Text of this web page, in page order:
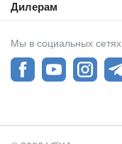
Дилерам
Мы в социальных сетях